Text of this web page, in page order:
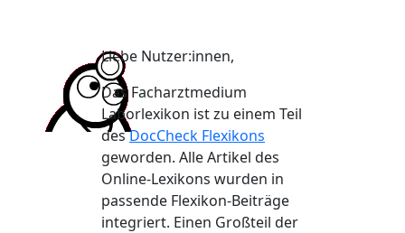
Liebe Nutzer:innen,
Das Facharztmedium
Laborlexikon ist zu einem Teil
desDocCheck Flexikons
geworden. Alle Artikel des
Online-Lexikons wurden in
passende Flexikon-Beiträge
integriert. Einen Großteil der